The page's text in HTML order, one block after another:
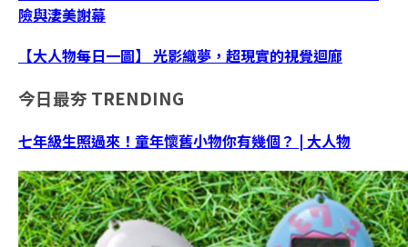
險與淒美謝幕
【大人物每日一圖】 光影織夢，超現實的視覺迴廊
今日最夯 TRENDING
七年級生照過來！童年懷舊小物你有幾個？ | 大人物